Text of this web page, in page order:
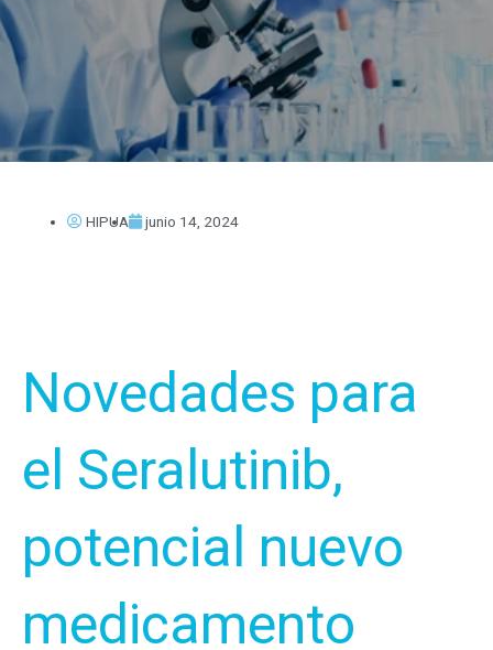
HIPUA junio 14, 2024
Novedades para
el Seralutinib,
potencial nuevo
medicamento